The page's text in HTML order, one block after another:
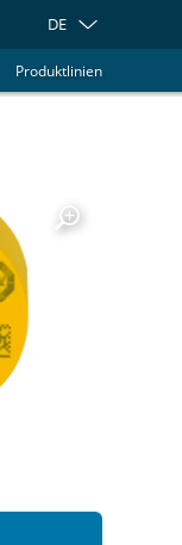
DE
Produktlinien